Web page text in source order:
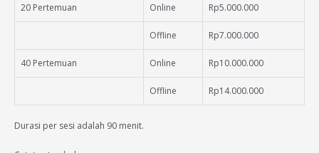
20 Pertemuan Online Rp5.000.000
Offline Rp7.000.000
40 Pertemuan Online Rp10.000.000
Offline Rp14.000.000
Durasi per sesi adalah 90 menit.